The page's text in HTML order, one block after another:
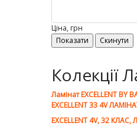
Ціна, грн
Колекції
Ламiнат EXCELLENT BY
EXCELLENT 33 4V
EXCELLENT 4V, 32 КЛАС,